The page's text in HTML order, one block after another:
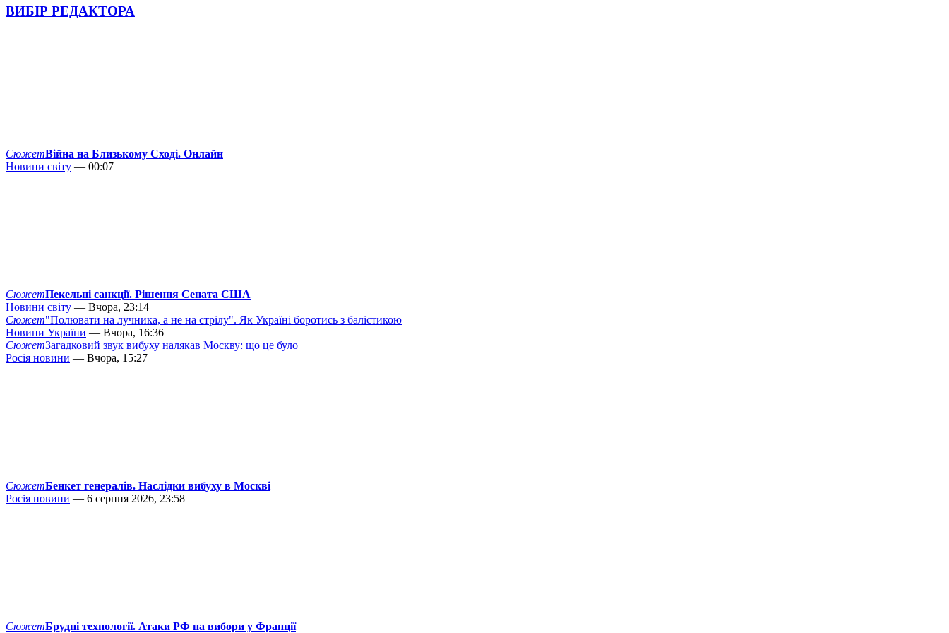
ВИБІР РЕДАКТОРА
СюжетВійна на Близькому Сході. Онлайн
Новини світу — 00:07
СюжетПекельні санкції. Рішення Сената США
Новини світу — Вчора, 23:14
Сюжет"Полювати на лучника, а не на стрілу". Як Україні боротись з балістикою
Новини України — Вчора, 16:36
СюжетЗагадковий звук вибуху налякав Москву: що це було
Росія новини — Вчора, 15:27
СюжетБенкет генералів. Наслідки вибуху в Москві
Росія новини — 6 серпня 2026, 23:58
СюжетБрудні технології. Атаки РФ на вибори у Франції